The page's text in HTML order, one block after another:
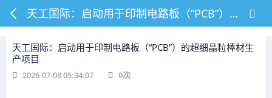
天工国际：启动用于印制电路板（“PCB”）的超细晶粒棒材生产项目
天工国际：启动用于印制电路板（“PCB”）的超细晶粒棒材生
产项目
2026-07-08 05:34:07 0次